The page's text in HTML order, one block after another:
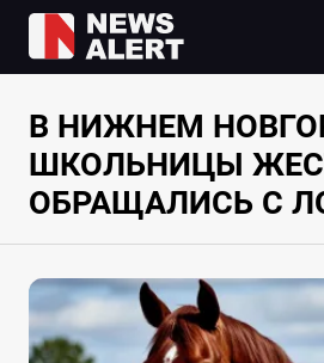
В НИЖНЕМ
ШКОЛЬНИЦЫ
ОБРАЩАЛИСЬ С